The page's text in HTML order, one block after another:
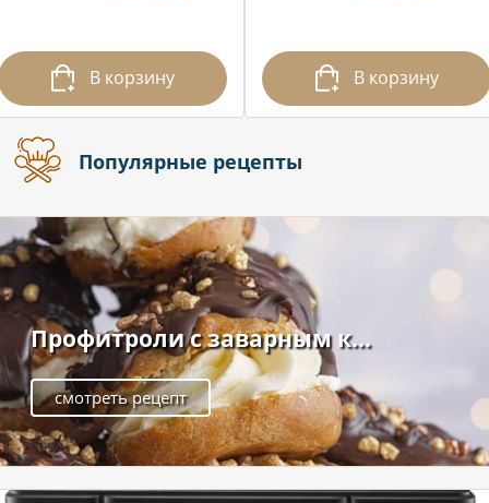
В корзину В корзину
Популярные рецепты
Профитроли с заварным к...
смотреть рецепт